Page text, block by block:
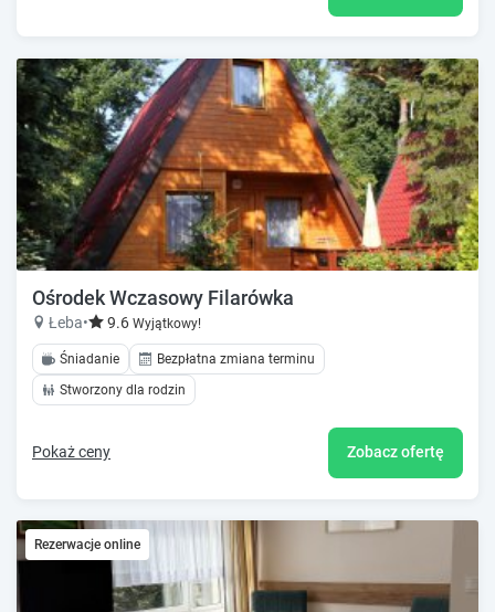
Ośrodek Wczasowy Filarówka
Łeba• 9.6 Wyjątkowy!
Śniadanie
Bezpłatna zmiana terminu
Stworzony dla rodzin
Pokaż ceny Zobacz ofertę
Rezerwacje online